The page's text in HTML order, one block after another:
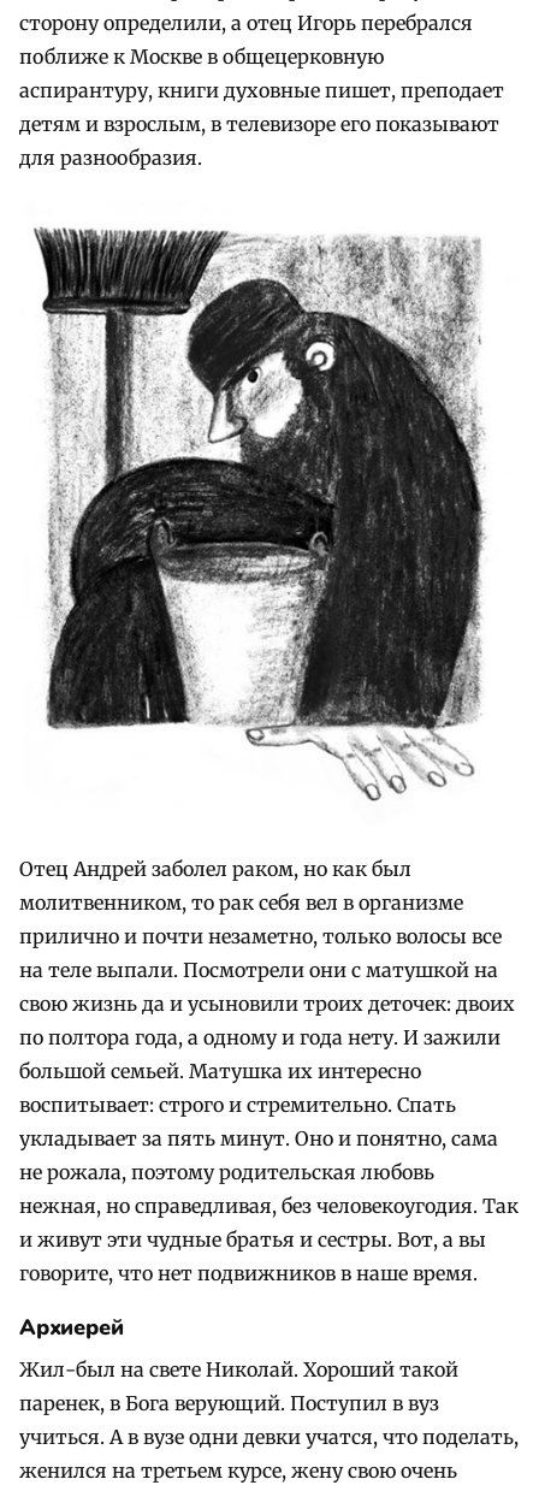
сторону определили, а отец Игорь перебрался
поближе к Москве в общецерковную
аспирантуру, книги духовные пишет, преподает
детям и взрослым, в телевизоре его показывают
для разнообразия.
Отец Андрей заболел раком, но как был
молитвенником, то рак себя вел в организме
прилично и почти незаметно, только волосы все
на теле выпали. Посмотрели они с матушкой на
свою жизнь да и усыновили троих деточек: двоих
по полтора года, а одному и года нету. И зажили
большой семьей. Матушка их интересно
воспитывает: строго и стремительно. Спать
укладывает за пять минут. Оно и понятно, сама
не рожала, поэтому родительская любовь
нежная, но справедливая, без человекоугодия. Так
и живут эти чудные братья и сестры. Вот, а вы
говорите, что нет подвижников в наше время.
Архиерей
Жил-был на свете Николай. Хороший такой
паренек, в Бога верующий. Поступил в вуз
учиться. А в вузе одни девки учатся, что поделать,
женился на третьем курсе, жену свою очень